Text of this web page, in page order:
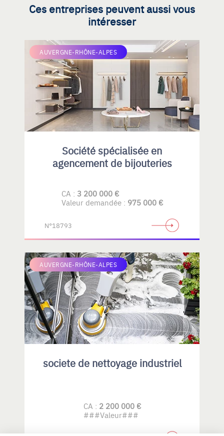
Ces entreprises peuvent aussi vous
intéresser
AUVERGNE-RHÔNE-ALPES
Société spécialisée en
agencement de bijouteries
CA : 3 200 000 €
Valeur demandée : 975 000 €
N°18793
AUVERGNE-RHÔNE-ALPES
societe de nettoyage industriel
CA : 2 200 000 €
###Valeur###